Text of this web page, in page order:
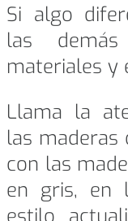
Si algo
las
materiales y
Llama la
las maderas
con las
en gris, en